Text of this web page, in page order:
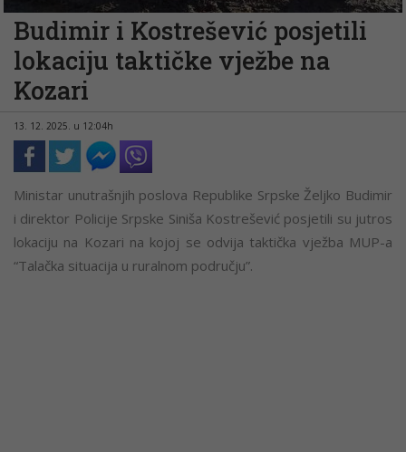
Budimir i Kostrešević posjetili
lokaciju taktičke vježbe na
Kozari
13. 12. 2025. u 12:04h
Ministar unutrašnjih poslova Republike Srpske Željko Budimir
i direktor Policije Srpske Siniša Kostrešević posjetili su jutros
lokaciju na Kozari na kojoj se odvija taktička vježba MUP-a
“Talačka situacija u ruralnom području”.